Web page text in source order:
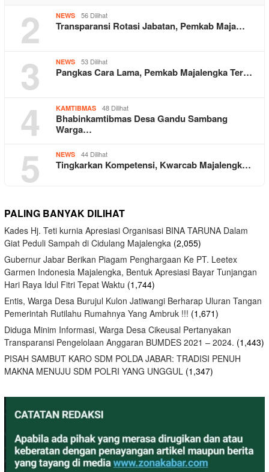
2 NEWS 56 Dilihat
Transparansi Rotasi Jabatan, Pemkab Maja…
3 NEWS 53 Dilihat
Pangkas Cara Lama, Pemkab Majalengka Ter…
4 KAMTIBMAS 48 Dilihat
Bhabinkamtibmas Desa Gandu Sambang
Warga…
5 NEWS 44 Dilihat
Tingkarkan Kompetensi, Kwarcab Majalengk…
PALING BANYAK DILIHAT
Kades Hj. Teti kurnia Apresiasi Organisasi BINA TARUNA Dalam
Giat Peduli Sampah di Cidulang Majalengka (2,055)
Gubernur Jabar Berikan Piagam Penghargaan Ke PT. Leetex
Garmen Indonesia Majalengka, Bentuk Apresiasi Bayar Tunjangan
Hari Raya Idul Fitri Tepat Waktu (1,744)
Entis, Warga Desa Burujul Kulon Jatiwangi Berharap Uluran Tangan
Pemerintah Rutilahu Rumahnya Yang Ambruk !!! (1,671)
Diduga Minim Informasi, Warga Desa Cikeusal Pertanyakan
Transparansi Pengelolaan Anggaran BUMDES 2021 – 2024. (1,443)
PISAH SAMBUT KARO SDM POLDA JABAR: TRADISI PENUH
MAKNA MENUJU SDM POLRI YANG UNGGUL (1,347)